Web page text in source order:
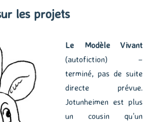
les projets
Le Modèle Vivant
(autofiction) –
terminé, pas de suite
directe prévue.
Jotunheimen est plus
un cousin qu’un